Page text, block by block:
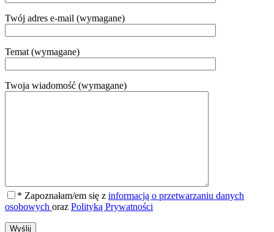
Twój adres e-mail (wymagane)
Temat (wymagane)
Twoja wiadomość (wymagane)
* Zapoznałam/em się z informacją o przetwarzaniu danych
osobowych oraz Polityką Prywatności